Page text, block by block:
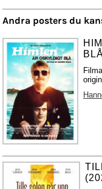
Andra posters du